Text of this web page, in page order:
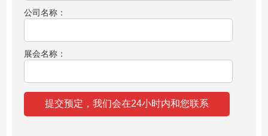
公司名称：
展会名称：